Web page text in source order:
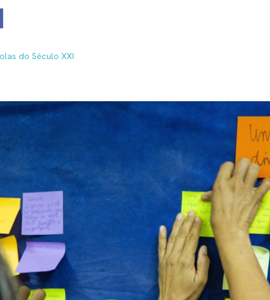
do Século XXI